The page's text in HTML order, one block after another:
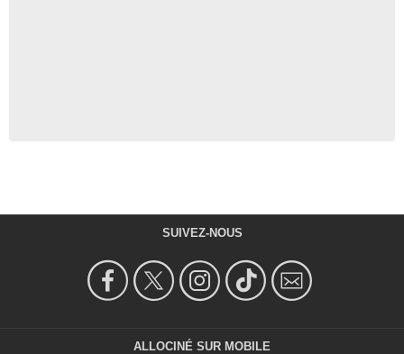
SUIVEZ-NOUS
ALLOCINÉ SUR MOBILE